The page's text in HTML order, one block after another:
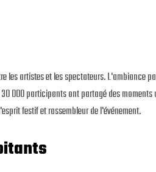
les artistes et les spectateurs. L'ambiance
000 participants ont partagé des
festif et rassembleur de l'événement.